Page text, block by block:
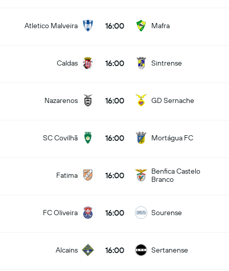
Atletico Malveira 16:00 Mafra
Caldas 16:00 Sintrense
Nazarenos 16:00 GD Sernache
SC Covilhã 16:00 Mortágua FC
Fatima 16:00
Benfica Castelo
Branco
FC Oliveira 16:00 Sourense
Alcains 16:00 Sertanense